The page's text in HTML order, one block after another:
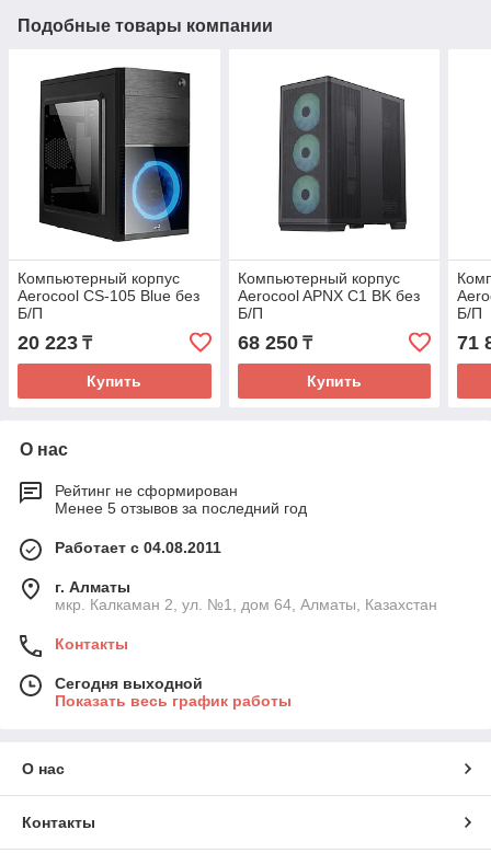
Подобные товары компании
Компьютерный корпус
Aerocool CS-105 Blue без
Б/П
20 223 ₸
Купить
Компьютерный корпус
Aerocool APNX C1 BK без
Б/П
68 250₸
Купить
Б/П
71
О нас
Рейтинг не сформирован
Менее 5 отзывов за последний год
Работает с 04.08.2011
г. Алматы
мкр. Калкаман 2, ул. №1, дом 64, Алматы, Казахстан
Контакты
Сегодня выходной
Показать весь график работы
О нас
Контакты